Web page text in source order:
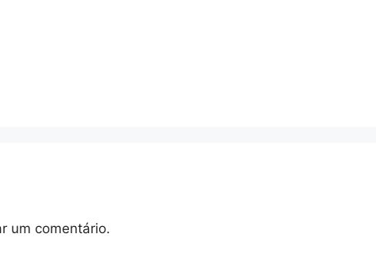
um comentário.